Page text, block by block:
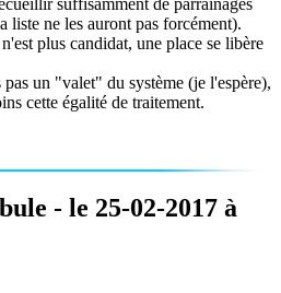
suffisamment de parrainages
liste ne les auront pas forcément).
plus candidat, une place se libère
un "valet" du système (je l'espère),
cette égalité de traitement.
- le 25-02-2017 à